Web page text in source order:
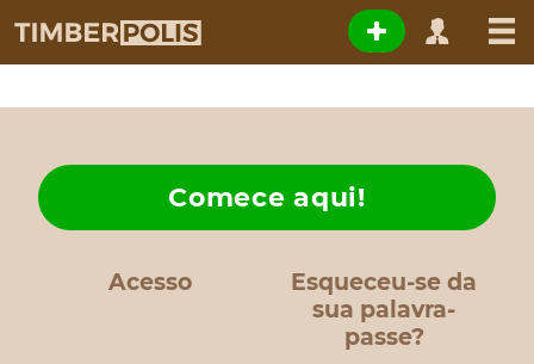
Acesso
Esqueceu-se da
sua palavra-
passe?
Comece aqui!